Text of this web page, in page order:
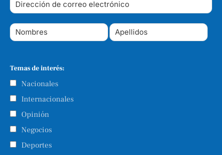
Temas de interés:
Nacionales
Internacionales
Opinión
Negocios
Deportes